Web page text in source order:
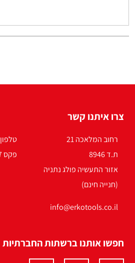
צרו איתנו קשר
רחוב המלאכה 21
ת.ד 8946
אזור התעשיה פולג נתניה
(חנייה חינם)
טלפון 09-3740111
פקס 09-8328367
info@erkotools.co.il
חפשו אותנו ברשתות החברתיות